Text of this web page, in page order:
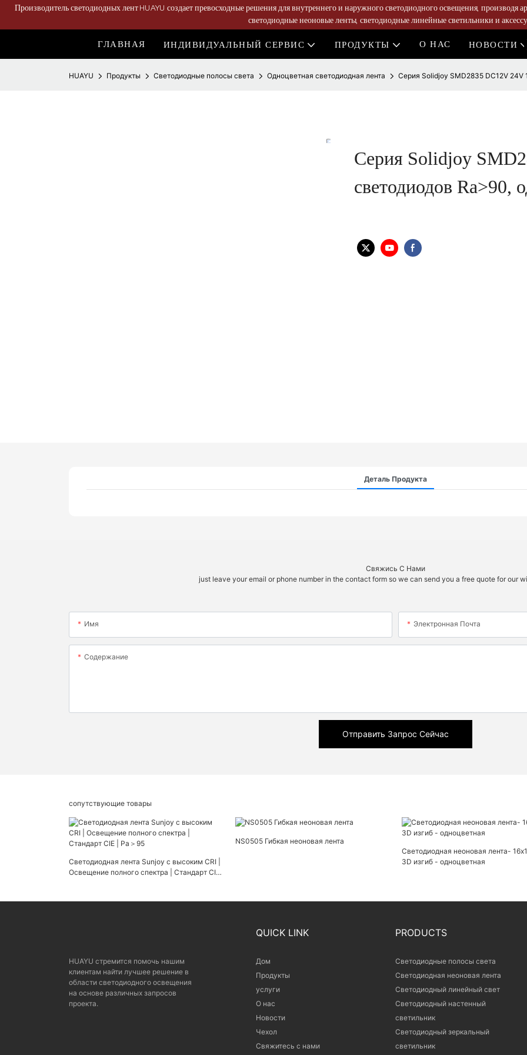
Производитель светодиодных лент HUAYU создает превосходные решения для внутреннего и наружного светодиодного освещения, производя
светодиодные неоновые ленты, светодиодные линейные светильники и
ГЛАВНАЯ ИНДИВИДУАЛЬНЫЙ СЕРВИС ПРОДУКТЫ О НАС НОВОСТИ
HUAYU Продукты Светодиодные полосы света Одноцветная светодиодная лента Серия Solidjoy SMD2835 DC12V
Серия Solidjoy
светодиодов Ra>90,
Деталь Продукта
Свяжись С Нами
just leave your email or phone number in the contact form so we can send you a free quote for our
Имя Электронная Почта
Содержание
Отправить Запрос Сейчас
сопутствующие товары
Светодиодная лента Sunjoy с высоким CRI |
Освещение полного спектра | Стандарт CIE
NS0505 Гибкая неоновая лента
Светодиодная неоновая лента-
3D изгиб - одноцветная
HUAYU стремится помочь нашим
клиентам найти лучшее решение в
области светодиодного освещения
на основе различных запросов
проекта.
QUICK LINK
Дом
Продукты
услуги
О нас
Новости
Чехол
Свяжитесь с нами
PRODUCTS
Светодиодные полосы света
Светодиодная неоновая лента
Светодиодный линейный свет
Светодиодный настенный
светильник
Светодиодный зеркальный
светильник